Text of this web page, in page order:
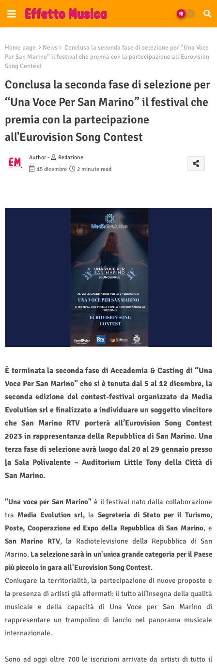
Home page News
Conclusa la seconda fase di selezione per “Una Voce
Per San Marino” il festival che premia con la partecipazione all'Eurovision
Song Contest
Conclusa la seconda fase di selezione per
“Una Voce Per San Marino” il festival che
premia con la partecipazione
all'Eurovision Song Contest
Author -
Redazione
15 dicembre
2 minute read
È terminata la seconda fase di Accademia & Casting di “Una
Voce Per San Marino” che si è tenuta dal 5 al 12 dicembre, la
seconda edizione del contest-festival organizzato da Media
Evolution srl e finalizzato a individuare un soggetto vincitore
che San Marino RTV porterà all’Eurovision Song Contest
2023 in rappresentanza della Repubblica di San Marino. Una
terza fase di selezione avrà luogo dal 20 al 29 gennaio presso
la Sala Polivalente – Auditorium Little Tony della Città di
San Marino.
"Una voce per San Marino" è il festival nato dalla collaborazione
traMedia Evolution srl, la Segreteria di Stato per il Turismo,
Poste, Cooperazione ed Expo della Repubblica di San Marino, e
San Marino RTV, la Radiotelevisione della Repubblica di San
Marino. La selezione sarà in un'unica grande categoria per il Paese
più piccolo in gara all'Eurovision Song Contest.
Coniugare la territorialità, la partecipazione di nuove proposte e
la presenza di artisti già affermati: il tutto all’insegna della qualità
musicale e della capacità di Una Voce per San Marino di
rappresentare un trampolino di lancio nel panorama musicale
internazionale.
Sono ad oggi oltre 700 le iscrizioni arrivate da artisti di tutto il